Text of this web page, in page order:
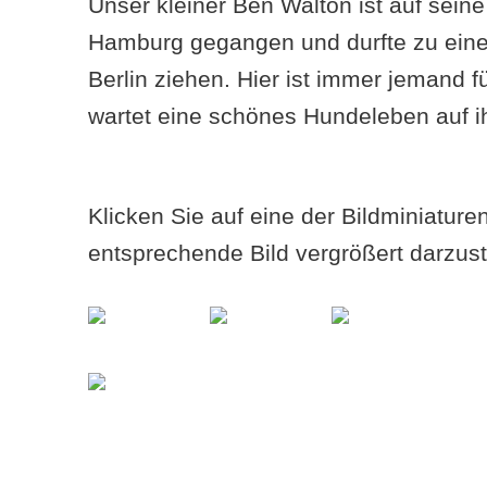
Hamburg gegangen und durfte zu
Berlin ziehen. Hier ist immer jemand
wartet eine schönes Hundeleben auf
Klicken Sie auf eine der
entsprechende Bild vergrößert